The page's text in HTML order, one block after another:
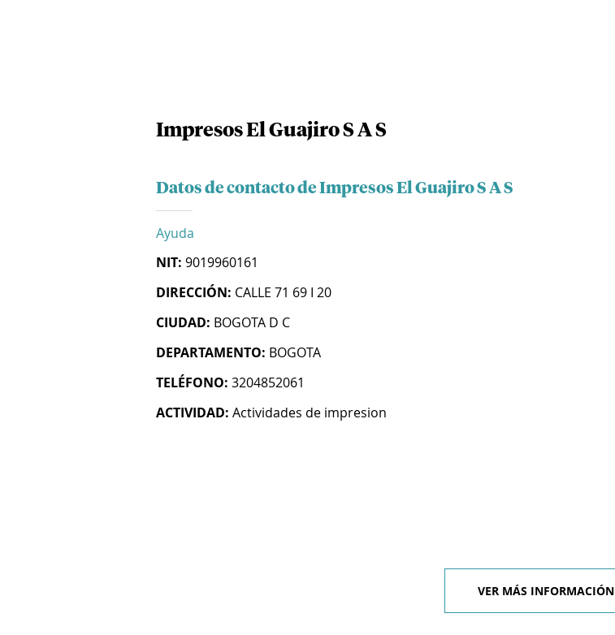
Impresos El Guajiro S A S
Datos de contacto de Impresos El Guajiro S A S
Ayuda
NIT: 9019960161
DIRECCIÓN: CALLE 71 69 I 20
CIUDAD: BOGOTA D C
DEPARTAMENTO: BOGOTA
TELÉFONO: 3204852061
ACTIVIDAD: Actividades de impresion
VER MÁS INFORMACIÓN